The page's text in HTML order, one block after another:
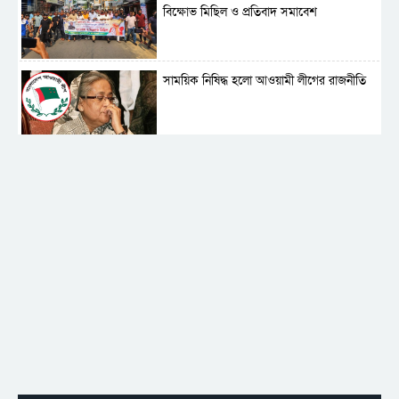
বিক্ষোভ মিছিল ও প্রতিবাদ সমাবেশ
সাময়িক নিষিদ্ধ হলো আওয়ামী লীগের রাজনীতি